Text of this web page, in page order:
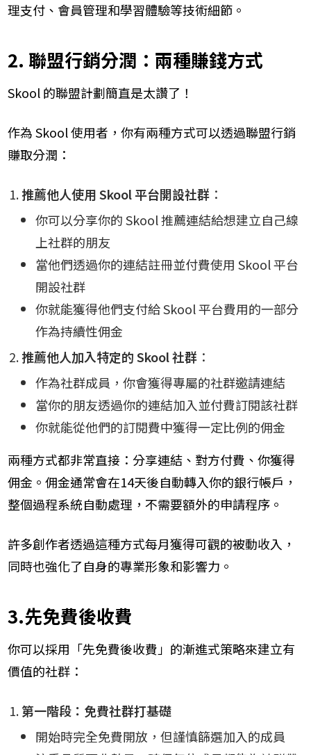
理支付、會員管理和學習體驗等技術細節。
2. 聯盟行銷分潤：兩種賺錢方式
Skool 的聯盟計劃簡直是太讚了！
作為 Skool 使用者，你有兩種方式可以透過聯盟行銷
賺取分潤：
推薦他人使用 Skool 平台開設社群 ：
你可以分享你的 Skool 推薦連結給想建立自己線
上社群的朋友
當他們透過你的連結註冊並付費使用 Skool 平台
開設社群
你就能獲得他們支付給 Skool 平台費用的一部分
作為持續性佣金
推薦他人加入特定的 Skool 社群 ：
作為社群成員，你會獲得專屬的社群邀請連結
當你的朋友透過你的連結加入並付費訂閱該社群
你就能從他們的訂閱費中獲得一定比例的佣金
兩種方式都非常直接：分享連結、對方付費、你獲得
佣金。佣金通常會在14天後自動轉入你的銀行帳戶，
整個過程系統自動處理，不需要額外的申請程序。
許多創作者透過這種方式每月獲得可觀的被動收入，
同時也強化了自身的專業形象和影響力。
3.先免費後收費
你可以採用「先免費後收費」的漸進式策略來建立有
價值的社群：
第一階段：免費社群打基礎
開始時完全免費開放，但謹慎篩選加入的成員